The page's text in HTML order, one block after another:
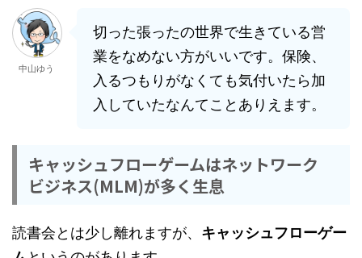
中山ゆう
切った張ったの世界で生きている営
業をなめない方がいいです。保険、
入るつもりがなくても気付いたら加
入していたなんてことありえます。
キャッシュフローゲームはネットワーク
ビジネス(MLM)が多く生息
読書会とは少し離れますが、 キャッシュフローゲー